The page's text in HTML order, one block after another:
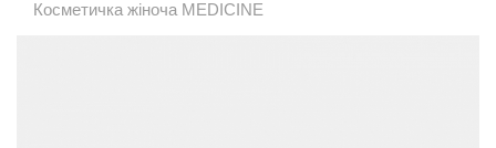
Косметичка жіноча MEDICINE